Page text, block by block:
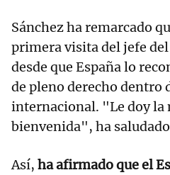
Sánchez ha remarcado
primera visita del jefe
desde que España lo
de pleno derecho dentro
internacional. "Le doy la
bienvenida", ha
Así, ha afirmado que el